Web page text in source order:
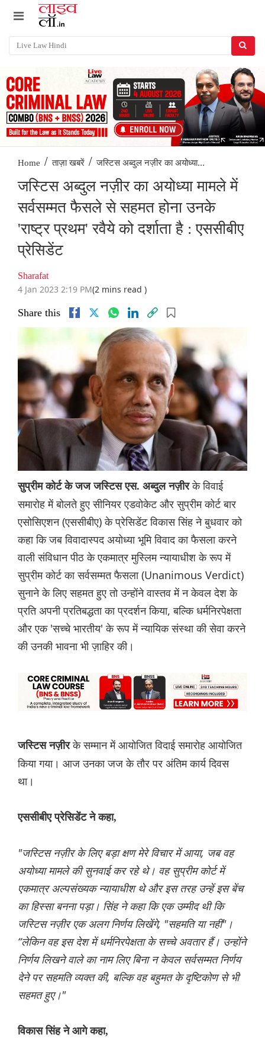
Home / ताज़ा खबरें / जस्टिस अब्दुल नज़ीर का अयोध्या...
जस्टिस अब्दुल नज़ीर का अयोध्या मामले में
सर्वसम्मत फैसले से सहमत होना उनके
'राष्ट्र प्रथम' रवैये को दर्शाता है : एससीबीए
प्रेसिडेंट
Sharafat
4 Jan 2023 2:19 PM(2 mins read )
Share this
सुप्रीम कोर्ट के जज जस्टिस एस. अब्दुल नज़ीरके विवाई
समारोह में बोलते हुए सीनियर एडवोकेट और सुप्रीम कोर्ट बार
एसोसिएशन (एससीबीए) के प्रेसिडेंट विकास सिंह ने बुधवार को
कहा कि जब विवादास्पद अयोध्या भूमि विवाद का फैसला करने
वाली संविधान पीठ के एकमात्र मुस्लिम न्यायाधीश के रूप में
सुप्रीम कोर्ट का सर्वसम्मत फैसला (Unanimous Verdict)
सुनाने के लिए सहमत हुए तो उन्होंने वास्तव में न केवल देश के
प्रति अपनी प्रतिबद्धता का प्रदर्शन किया, बल्कि धर्मनिरपेक्षता
और एक 'सच्चे भारतीय' के रूप में न्यायिक संस्था की सेवा करने
की उनकी भावना भी ज़ाहिर की।
जस्टिस नज़ीरके सम्मान में आयोजित विदाई समारोह आयोजित
किया गया। आज उनका जज के तौर पर अंतिम कार्य दिवस
था।
एससीबीए प्रेसिडेंट ने कहा,
"जस्टिस नज़ीर के लिए बड़ा क्षण मेरे विचार में आया, जब वह
अयोध्या मामले की सुनवाई कर रहे थे। वह सुप्रीम कोर्ट में
एकमात्र अल्पसंख्यक न्यायाधीश थे और इस तरह उन्हें इस बेंच
का हिस्सा बनना पड़ा। सिंह ने कहा कि एक उम्मीद थी कि
जस्टिस नज़ीर एक अलग निर्णय लिखेंगे, "सहमति या नहीं"।
“लेकिन वह इस देश में धर्मनिरपेक्षता के सच्चे अवतार हैं। उन्होंने
निर्णय लिखने वाले का नाम लिए बिना न केवल सर्वसम्मत निर्णय
देने पर सहमति व्यक्त की, बल्कि वह बहुमत के दृष्टिकोण से भी
सहमत हुए।"
विकास सिंह ने आगे कहा,